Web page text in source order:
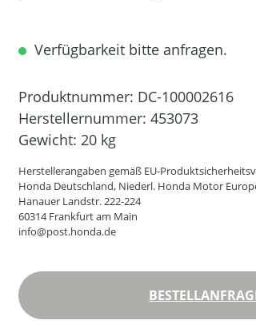
Verfügbarkeit bitte anfragen.
Produktnummer: DC-100002616
Herstellernummer: 453073
Gewicht: 20 kg
Herstellerangaben gemäß EU-
Honda Deutschland, Niederl. Honda Motor
Hanauer Landstr. 222-224
60314 Frankfurt am Main
info@post.honda.de